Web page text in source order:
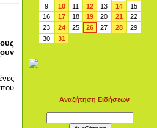
που
9
10 11 12 13 14
15
16
17 18 19 20 21
22
23
24 25 26 27 28
29
30
31
Αναζήτηση Ειδήσεων